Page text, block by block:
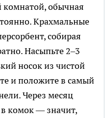
обычная
Крахмальные
собирая
Насыпьте 2–3
носок из чистой
и положите в самый
Через месяц
комок — значит,